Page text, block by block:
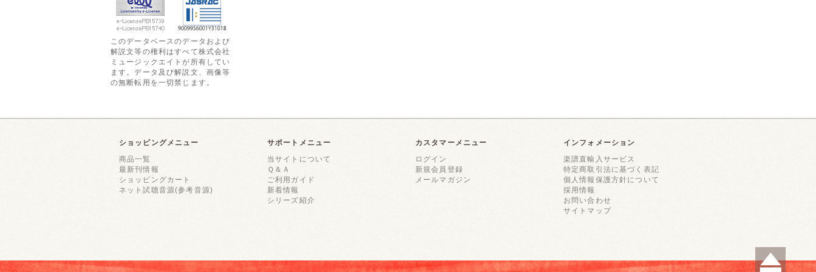
このデータベースのデータおよび
解説文等の権利はすべて株式会社
ミュージックエイトが所有してい
ます。データ及び解説文、画像等
の無断転用を一切禁じます。
ショッピングメニュー
商品一覧
最新刊情報
ショッピングカート
ネット試聴音源(参考音源)
サポートメニュー
当サイトについて
Ｑ＆Ａ
ご利用ガイド
新着情報
シリーズ紹介
カスタマーメニュー
ログイン
新規会員登録
メールマガジン
インフォメーション
楽譜直輸入サービス
特定商取引法に基づく表記
個人情報保護方針について
採用情報
お問い合わせ
サイトマップ